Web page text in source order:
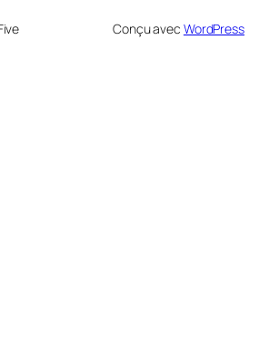
Conçu avec WordPress